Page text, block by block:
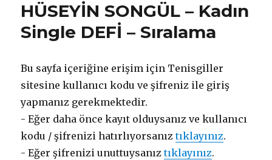
HÜSEYİN SONGÜL – Kadın
Single DEFİ – Sıralama
Bu sayfa içeriğine erişim için Tenisgiller
sitesine kullanıcı kodu ve şifreniz ile giriş
yapmanız gerekmektedir.
- Eğer daha önce kayıt olduysanız ve kullanıcı
kodu / şifrenizi hatırlıyorsanıztıklayınız.
- Eğer şifrenizi unuttuysanıztıklayınız.